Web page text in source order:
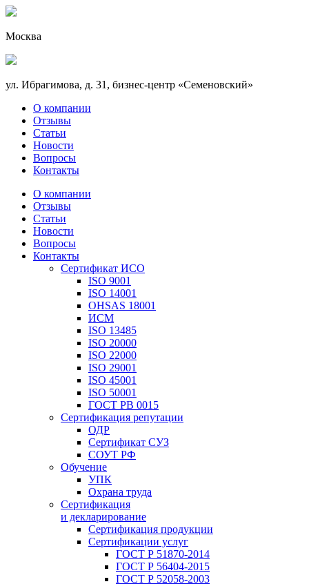
Москва
ул. Ибрагимова, д. 31, бизнес-центр «Семеновский»
О компании
Отзывы
Статьи
Новости
Вопросы
Контакты
О компании
Отзывы
Статьи
Новости
Вопросы
Контакты
Сертификат ИСО
ISO 9001
ISO 14001
OHSAS 18001
ИСМ
ISO 13485
ISO 20000
ISO 22000
ISO 29001
ISO 45001
ISO 50001
ГОСТ РВ 0015
Сертификация репутации
ОДР
Сертификат СУЗ
СОУТ РФ
Обучение
УПК
Охрана труда
Сертификация
и декларирование
Сертификация продукции
Сертификации услуг
ГОСТ Р 51870-2014
ГОСТ Р 56404-2015
ГОСТ Р 52058-2003